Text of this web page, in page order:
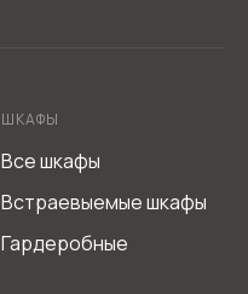
ШКАФЫ
Все шкафы
Встраевыемые шкафы
Гардеробные